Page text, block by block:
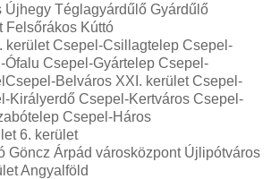
Újhegy Téglagyárdűlő Gyárdűlő
Felsőrákos Kúttó
kerület Csepel-Csillagtelep Csepel-
Ófalu Csepel-Gyártelep Csepel-
Belváros XXI. kerület Csepel-
Királyerdő Csepel-Kertváros Csepel-
Csepel-Háros
6. kerület
Göncz Árpád városközpont Újlipótváros
Angyalföld